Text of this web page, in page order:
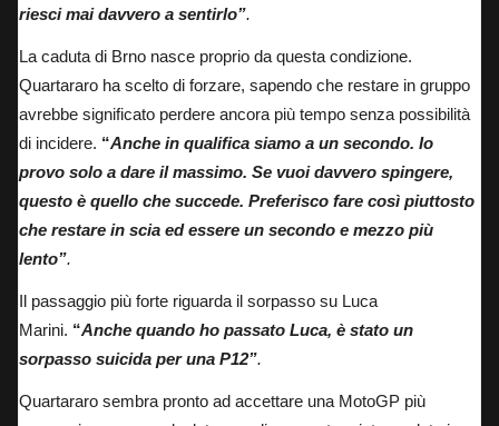
riesci mai davvero a sentirlo”.
La caduta di Brno nasce proprio da questa condizione.
Quartararo ha scelto di forzare, sapendo che restare in gruppo
avrebbe significato perdere ancora più tempo senza possibilità
di incidere. “Anche in qualifica siamo a un secondo. Io
provo solo a dare il massimo. Se vuoi davvero spingere,
questo è quello che succede. Preferisco fare così piuttosto
che restare in scia ed essere un secondo e mezzo più
lento”.
Il passaggio più forte riguarda il sorpasso su Luca
Marini. “Anche quando ho passato Luca, è stato un
sorpasso suicida per una P12”.
Quartararo sembra pronto ad accettare una MotoGP più